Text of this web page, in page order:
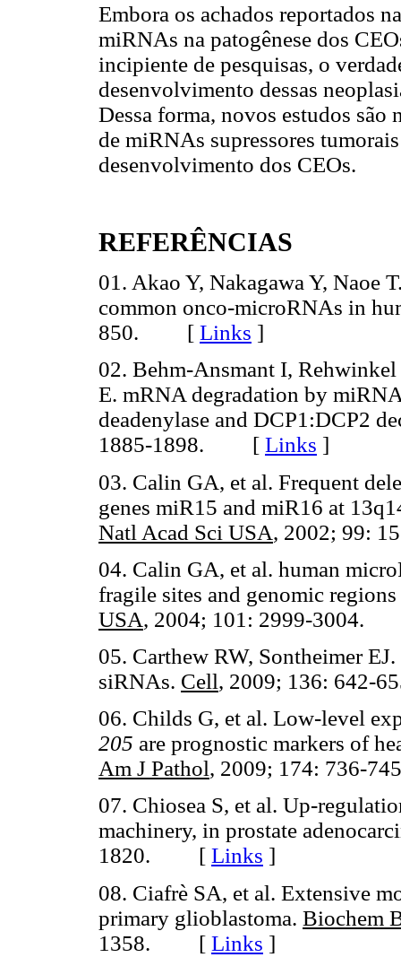
Embora os achados reportados
miRNAs na patogênese dos
incipiente de pesquisas, o
desenvolvimento dessas
Dessa forma, novos estudos são
de miRNAs supressores
desenvolvimento dos CEOs.
REFERÊNCIAS
01. Akao Y, Nakagawa Y, Naoe
common onco-microRNAs in
850. [ Links ]
02. Behm-Ansmant I,
E. mRNA degradation by
deadenylase and DCP1:DCP2
1885-1898. [ Links ]
03. Calin GA, et al. Frequent
genes miR15 and miR16 at
Natl Acad Sci USA, 2002; 99:
04. Calin GA, et al. human
fragile sites and genomic
USA, 2004; 101: 2999-
05. Carthew RW, Sontheimer
siRNAs. Cell, 2009; 136:
06. Childs G, et al. Low-level
205 are prognostic markers of
Am J Pathol, 2009; 174:
07. Chiosea S, et al. Up-
machinery, in prostate
1820. [ Links ]
08. Ciafrè SA, et al. Extensive
primary glioblastoma. Biochem
1358. [ Links ]